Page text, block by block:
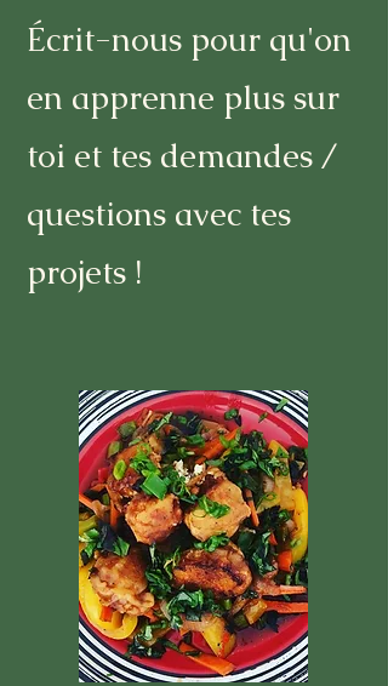
Écrit-nous pour qu'on
en apprenne plus sur
toi et tes demandes /
questions avec tes
projets !